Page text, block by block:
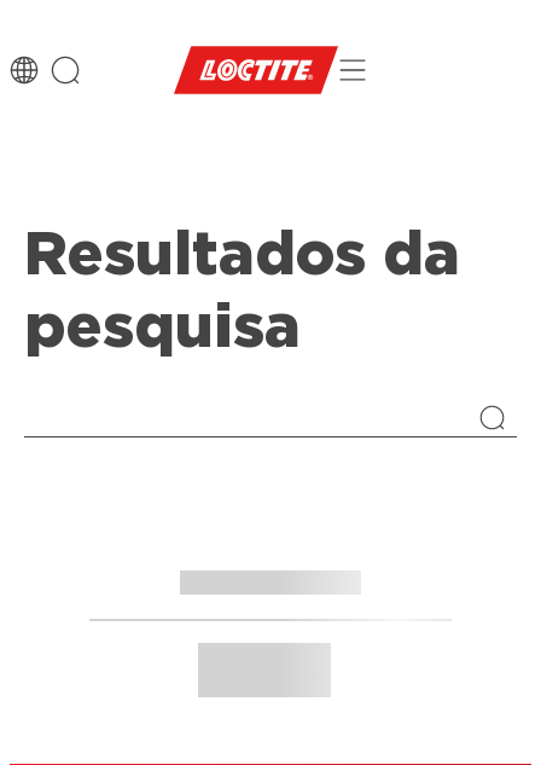
Resultados da
pesquisa